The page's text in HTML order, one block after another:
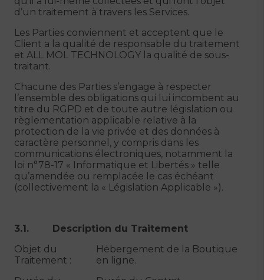
d’un traitement à travers les Services.
Les Parties conviennent et acceptent que le
Client a la qualité de responsable du traitement
et ALL MOL TECHNOLOGY la qualité de sous-
traitant.
Chacune des Parties s’engage à respecter
l’ensemble des obligations qui lui incombent au
titre du RGPD et de toute autre législation ou
règlementation applicable relative à la
protection de la vie privée et des données à
caractère personnel, y compris dans les
communications électroniques, notamment la
loi n°78-17 « Informatique et Libertés » telle
qu’amendée ou remplacée le cas échéant
(collectivement la « Législation Applicable »).
3.1. Description du Traitement
Objet du
Traitement :
Hébergement de la Boutique
en ligne.